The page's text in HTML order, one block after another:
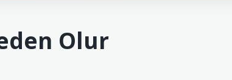
Olur